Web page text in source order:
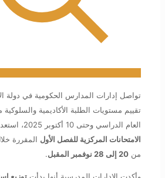
تواصل إدارات المدارس الحكومية في دولة
تقييم مستويات الطلبة الأكاديمية والسلوكية
العام الدراسي وحتى 10 أكتوبر 2025، استعداداً لانطلاق
الامتحانات المركزية للفصل الأول المقررة
من 20 إلى 28 نوفمبر المقبل .